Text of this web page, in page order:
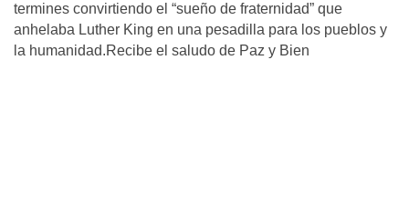
termines convirtiendo el “sueño de fraternidad” que
anhelaba Luther King en una pesadilla para los pueblos y
la humanidad.Recibe el saludo de Paz y Bien